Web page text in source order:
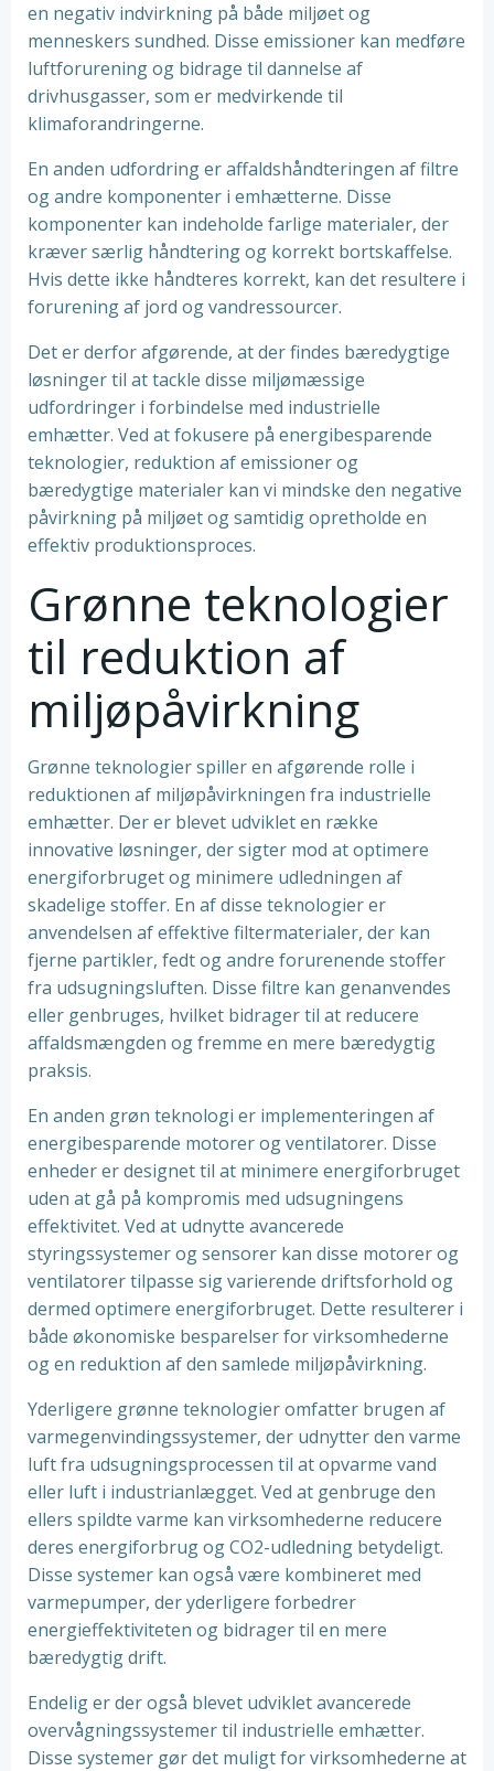
en negativ indvirkning på både miljøet og
menneskers sundhed. Disse emissioner kan medføre
luftforurening og bidrage til dannelse af
drivhusgasser, som er medvirkende til
klimaforandringerne.
En anden udfordring er affaldshåndteringen af filtre
og andre komponenter i emhætterne. Disse
komponenter kan indeholde farlige materialer, der
kræver særlig håndtering og korrekt bortskaffelse.
Hvis dette ikke håndteres korrekt, kan det resultere i
forurening af jord og vandressourcer.
Det er derfor afgørende, at der findes bæredygtige
løsninger til at tackle disse miljømæssige
udfordringer i forbindelse med industrielle
emhætter. Ved at fokusere på energibesparende
teknologier, reduktion af emissioner og
bæredygtige materialer kan vi mindske den negative
påvirkning på miljøet og samtidig opretholde en
effektiv produktionsproces.
Grønne teknologier
til reduktion af
miljøpåvirkning
Grønne teknologier spiller en afgørende rolle i
reduktionen af miljøpåvirkningen fra industrielle
emhætter. Der er blevet udviklet en række
innovative løsninger, der sigter mod at optimere
energiforbruget og minimere udledningen af
skadelige stoffer. En af disse teknologier er
anvendelsen af effektive filtermaterialer, der kan
fjerne partikler, fedt og andre forurenende stoffer
fra udsugningsluften. Disse filtre kan genanvendes
eller genbruges, hvilket bidrager til at reducere
affaldsmængden og fremme en mere bæredygtig
praksis.
En anden grøn teknologi er implementeringen af
energibesparende motorer og ventilatorer. Disse
enheder er designet til at minimere energiforbruget
uden at gå på kompromis med udsugningens
effektivitet. Ved at udnytte avancerede
styringssystemer og sensorer kan disse motorer og
ventilatorer tilpasse sig varierende driftsforhold og
dermed optimere energiforbruget. Dette resulterer i
både økonomiske besparelser for virksomhederne
og en reduktion af den samlede miljøpåvirkning.
Yderligere grønne teknologier omfatter brugen af ​​
varmegenvindingssystemer, der udnytter den varme
luft fra udsugningsprocessen til at opvarme vand
eller luft i industrianlægget. Ved at genbruge den
ellers spildte varme kan virksomhederne reducere
deres energiforbrug og CO2-udledning betydeligt.
Disse systemer kan også være kombineret med
varmepumper, der yderligere forbedrer
energieffektiviteten og bidrager til en mere
bæredygtig drift.
Endelig er der også blevet udviklet avancerede
overvågningssystemer til industrielle emhætter.
Disse systemer gør det muligt for virksomhederne at